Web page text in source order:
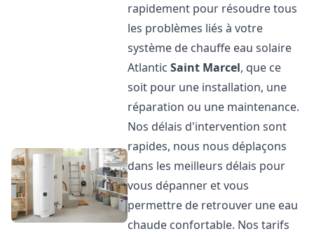
rapidement pour résoudre tous
les problèmes liés à votre
système de chauffe eau solaire
AtlanticSaint Marcel, que ce
soit pour une installation, une
réparation ou une maintenance.
Nos délais d'intervention sont
rapides, nous nous déplaçons
dans les meilleurs délais pour
vous dépanner et vous
permettre de retrouver une eau
chaude confortable. Nos tarifs